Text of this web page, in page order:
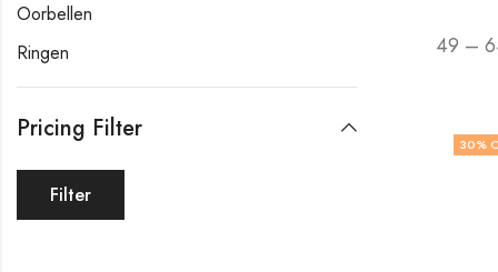
49 –
30%
Oorbellen
Ringen
Pricing Filter
Filter